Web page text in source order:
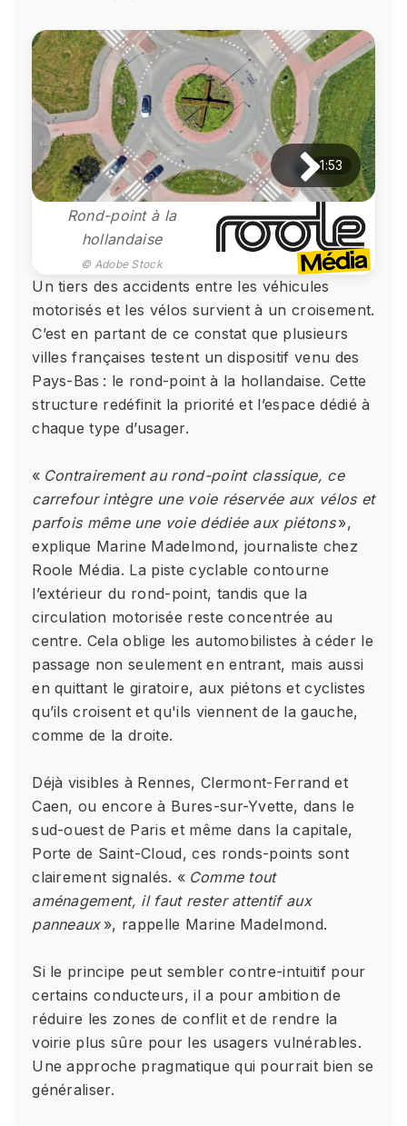
1:53
Rond-point à la
hollandaise
© Adobe Stock
Un tiers des accidents entre les véhicules
motorisés et les vélos survient à un croisement.
C’est en partant de ce constat que plusieurs
villes françaises testent un dispositif venu des
Pays-Bas : le rond-point à la hollandaise. Cette
structure redéfinit la priorité et l’espace dédié à
chaque type d’usager.
« Contrairement au rond-point classique, ce
carrefour intègre une voie réservée aux vélos et
parfois même une voie dédiée aux piétons»,
explique Marine Madelmond, journaliste chez
Roole Média. La piste cyclable contourne
l’extérieur du rond-point, tandis que la
circulation motorisée reste concentrée au
centre. Cela oblige les automobilistes à céder le
passage non seulement en entrant, mais aussi
en quittant le giratoire, aux piétons et cyclistes
qu’ils croisent et qu'ils viennent de la gauche,
comme de la droite.
Déjà visibles à Rennes, Clermont-Ferrand et
Caen, ou encore à Bures-sur-Yvette, dans le
sud-ouest de Paris et même dans la capitale,
Porte de Saint-Cloud, ces ronds-points sont
clairement signalés. « Comme tout
aménagement, il faut rester attentif aux
panneaux», rappelle Marine Madelmond.
Si le principe peut sembler contre-intuitif pour
certains conducteurs, il a pour ambition de
réduire les zones de conflit et de rendre la
voirie plus sûre pour les usagers vulnérables.
Une approche pragmatique qui pourrait bien se
généraliser.